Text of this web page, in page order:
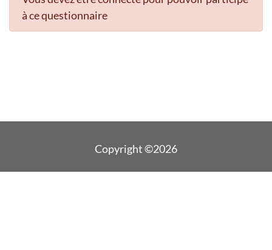
à ce questionnaire
Copyright ©2026